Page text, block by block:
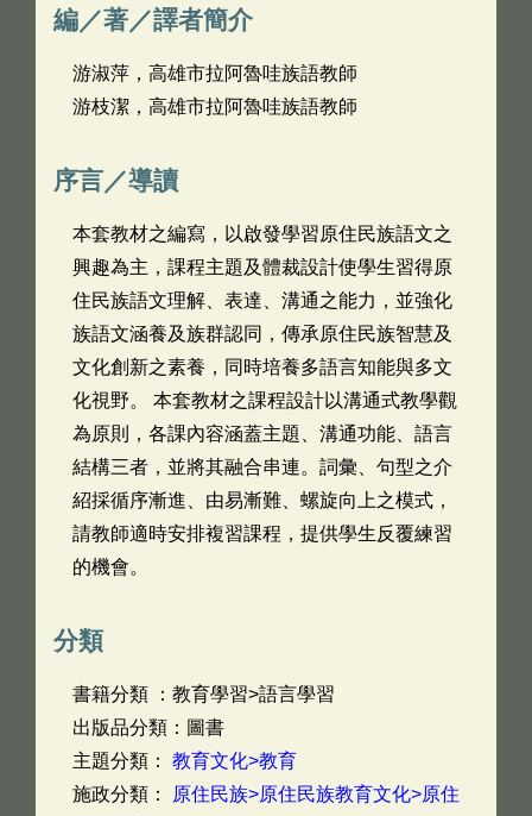
編／著／譯者簡介
游淑萍，高雄市拉阿魯哇族語教師
游枝潔，高雄市拉阿魯哇族語教師
序言／導讀
本套教材之編寫，以啟發學習原住民族語文之
興趣為主，課程主題及體裁設計使學生習得原
住民族語文理解、表達、溝通之能力，並強化
族語文涵養及族群認同，傳承原住民族智慧及
文化創新之素養，同時培養多語言知能與多文
化視野。 本套教材之課程設計以溝通式教學觀
為原則，各課內容涵蓋主題、溝通功能、語言
結構三者，並將其融合串連。詞彙、句型之介
紹採循序漸進、由易漸難、螺旋向上之模式，
請教師適時安排複習課程，提供學生反覆練習
的機會。
分類
書籍分類 ：教育學習>語言學習
出版品分類：圖書
主題分類： 教育文化>教育
施政分類：
原住民族>原住民族教育文化>原住